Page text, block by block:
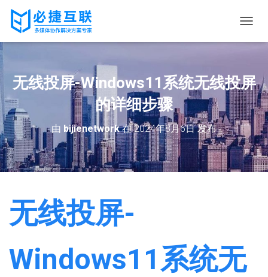
换
无线投屏-Windows11系统无线投屏
的详细步骤
由 bijienetwork在2024年8月6日发布
无线投屏-
Windows11系统无